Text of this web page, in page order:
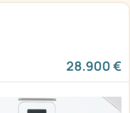
28.900 €